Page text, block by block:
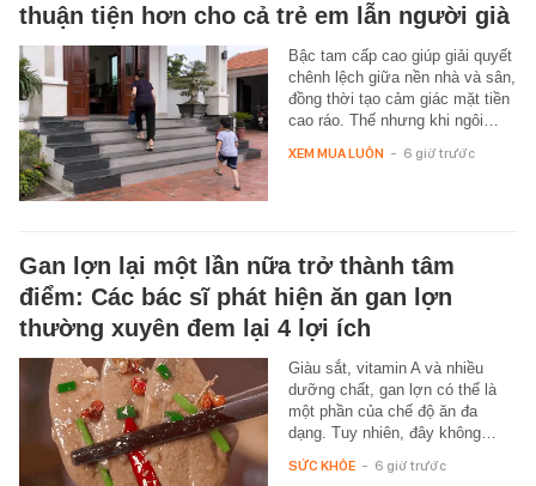
thuận tiện hơn cho cả trẻ em lẫn người già
Bậc tam cấp cao giúp giải quyết
chênh lệch giữa nền nhà và sân,
đồng thời tạo cảm giác mặt tiền
cao ráo. Thế nhưng khi ngôi…
XEM MUA LUÔN - 6 giờ trước
Gan lợn lại một lần nữa trở thành tâm
điểm: Các bác sĩ phát hiện ăn gan lợn
thường xuyên đem lại 4 lợi ích
Giàu sắt, vitamin A và nhiều
dưỡng chất, gan lợn có thể là
một phần của chế độ ăn đa
dạng. Tuy nhiên, đây không…
SỨC KHỎE - 6 giờ trước